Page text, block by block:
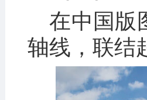
在中国版
轴线，联结